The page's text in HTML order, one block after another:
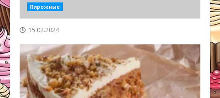
Пирожные
15.02.2024